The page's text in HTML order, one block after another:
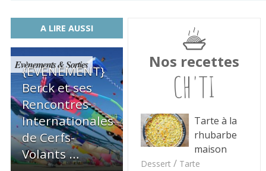
A LIRE AUSSI
Evènements & Sorties
{EVENEMENT}
Berck et ses
Rencontres
Internationales
de Cerfs-
Volants …
Nos recettes
CH'TI
Tarte à la
rhubarbe
maison
Dessert / Tarte